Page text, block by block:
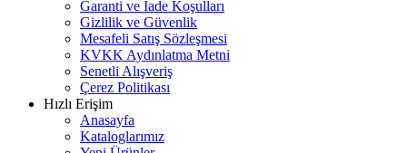
Garanti ve İade Koşulları
Gizlilik ve Güvenlik
Mesafeli Satış Sözleşmesi
KVKK Aydınlatma Metni
Senetli Alışveriş
Çerez Politikası
Hızlı Erişim
Anasayfa
Kataloglarımız